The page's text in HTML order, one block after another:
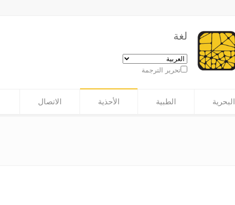
لغة
تحرير الترجمة
البحرية الطبية الأحذية الاتصال